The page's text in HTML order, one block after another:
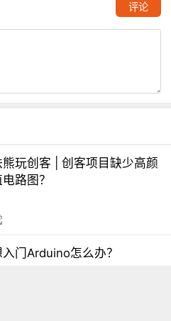
评论
熊玩创客 | 创客项目缺少高颜
路图？
入门Arduino怎么办？